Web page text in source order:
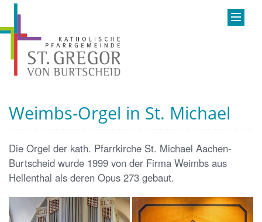
Weimbs-Orgel in St. Michael
Die Orgel der kath. Pfarrkirche St. Michael Aachen-
Burtscheid wurde 1999 von der Firma Weimbs aus
Hellenthal als deren Opus 273 gebaut.